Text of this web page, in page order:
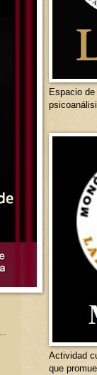
Espacio
Actividad
que